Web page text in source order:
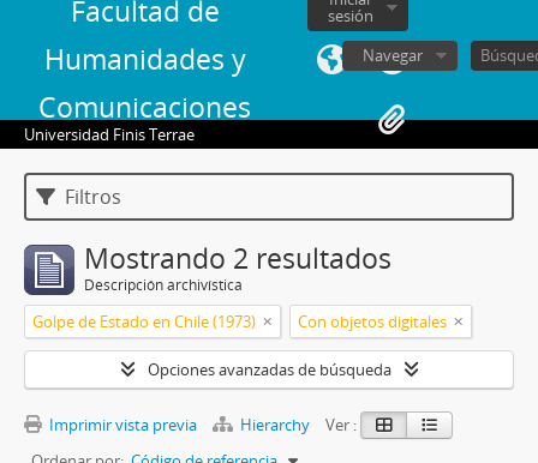
Facultad de
Humanidades y
Comunicaciones
sesión
Navegar
Universidad Finis Terrae
Filtros
Mostrando 2 resultados
Descripción archivística
Golpe de Estado en Chile (1973) Con objetos digitales
Opciones avanzadas de búsqueda
Imprimir vista previa Hierarchy
Ver :